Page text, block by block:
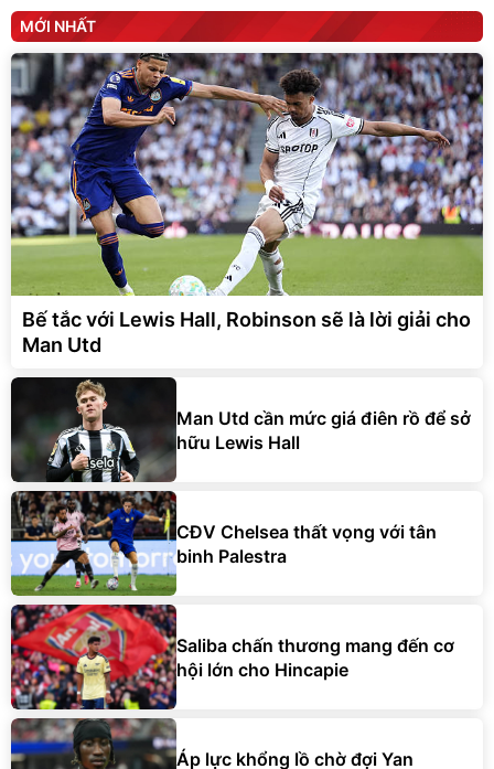
MỚI NHẤT
Bế tắc với Lewis Hall, Robinson sẽ là lời giải cho
Man Utd
Man Utd cần mức giá điên rồ để sở
hữu Lewis Hall
CĐV Chelsea thất vọng với tân
binh Palestra
Saliba chấn thương mang đến cơ
hội lớn cho Hincapie
Áp lực khổng lồ chờ đợi Yan